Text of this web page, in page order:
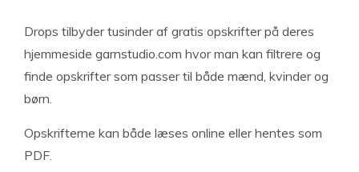
Drops tilbyder tusinder af gratis opskrifter på deres
hjemmeside garnstudio.com hvor man kan filtrere og
finde opskrifter som passer til både mænd, kvinder og
børn.
Opskrifterne kan både læses online eller hentes som
PDF.